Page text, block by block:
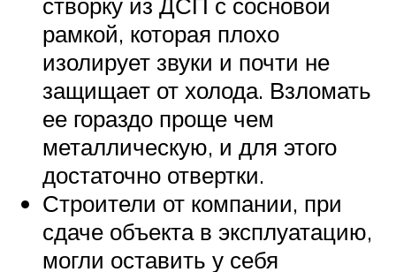
рамкой, которая плохо
изолирует звуки и почти не
защищает от холода. Взломать
ее гораздо проще чем
металлическую, и для этого
достаточно отвертки.
Строители от компании, при
сдаче объекта в эксплуатацию,
могли оставить у себя